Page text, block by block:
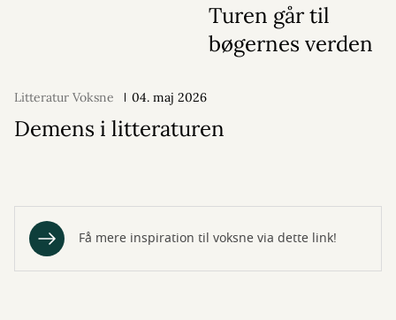
2026
Turen går til
bøgernes verden
Litteratur Voksne 04. maj 2026
Demens i litteraturen
Få mere inspiration til voksne via dette link!